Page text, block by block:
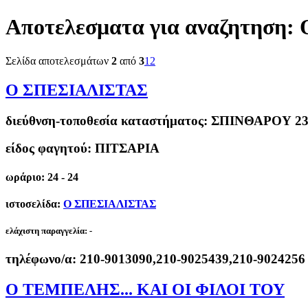
Αποτελεσματα για αναζητηση:
Σελίδα αποτελεσμάτων 2 από 31 2
Ο ΣΠΕΣΙΑΛΙΣΤΑΣ
διεύθνση-τοποθεσία καταστήματος: ΣΠΙΝΘΑΡΟΥ
είδος φαγητού: ΠΙΤΣΑΡΙΑ
ωράριο: 24 - 24
ιστοσελίδα: Ο ΣΠΕΣΙΑΛΙΣΤΑΣ
ελάχιστη παραγγελία: -
τηλέφωνο/α: 210-9013090,210-9025439,210-9024256
Ο ΤΕΜΠΕΛΗΣ... ΚΑΙ ΟΙ ΦΙΛΟΙ ΤΟΥ